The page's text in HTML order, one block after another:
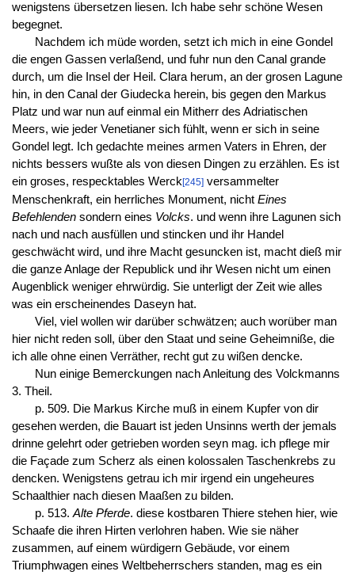
wenigstens übersetzen liesen. Ich habe sehr schöne Wesen
begegnet.
Nachdem ich müde worden, setzt ich mich in eine Gondel
die engen Gassen verlaßend, und fuhr nun den Canal grande
durch, um die Insel der Heil. Clara herum, an der grosen Lagune
hin, in den Canal der Giudecka herein, bis gegen den Markus
Platz und war nun auf einmal ein Mitherr des Adriatischen
Meers, wie jeder Venetianer sich fühlt, wenn er sich in seine
Gondel legt. Ich gedachte meines armen Vaters in Ehren, der
nichts bessers wußte als von diesen Dingen zu erzählen. Es ist
ein groses, respecktables Werck [245]versammelter
Menschenkraft, ein herrliches Monument, nicht Eines
Befehlendensondern eines Volcks. und wenn ihre Lagunen sich
nach und nach ausfüllen und stincken und ihr Handel
geschwächt wird, und ihre Macht gesuncken ist, macht dieß mir
die ganze Anlage der Republick und ihr Wesen nicht um einen
Augenblick weniger ehrwürdig. Sie unterligt der Zeit wie alles
was ein erscheinendes Daseyn hat.
Viel, viel wollen wir darüber schwätzen; auch worüber man
hier nicht reden soll, über den Staat und seine Geheimniße, die
ich alle ohne einen Verräther, recht gut zu wißen dencke.
Nun einige Bemerckungen nach Anleitung des Volckmanns
3. Theil.
p. 509. Die Markus Kirche muß in einem Kupfer von dir
gesehen werden, die Bauart ist jeden Unsinns werth der jemals
drinne gelehrt oder getrieben worden seyn mag. ich pflege mir
die Façade zum Scherz als einen kolossalen Taschenkrebs zu
dencken. Wenigstens getrau ich mir irgend ein ungeheures
Schaalthier nach diesen Maaßen zu bilden.
p. 513. Alte Pferde. diese kostbaren Thiere stehen hier, wie
Schaafe die ihren Hirten verlohren haben. Wie sie näher
zusammen, auf einem würdigern Gebäude, vor einem
Triumphwagen eines Weltbeherrschers standen, mag es ein